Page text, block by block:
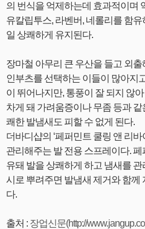
의 번식을 억제하는데 효과적이며
유칼립투스, 라벤버, 네롤리를 함
일 상쾌하게 유지된다.
장마철 아무리 큰 우산을 들고 외
인부츠를 선택하는 이들이 많아지
이 뛰어나지만, 통풍이 잘 되지 않
차게 돼 가려움증이나 무좀 등과
쾌한 발냄새도 피할 수 없게 된다.
더바디샵의 ‘페퍼민트 쿨링 앤 리
관리해주는 발 전용 스프레이다.
유돼 발을 상쾌하게 하고 냄새를
시로 뿌려주면 발냄새 제거와 함께
다.
출처 : 장업신문(http://